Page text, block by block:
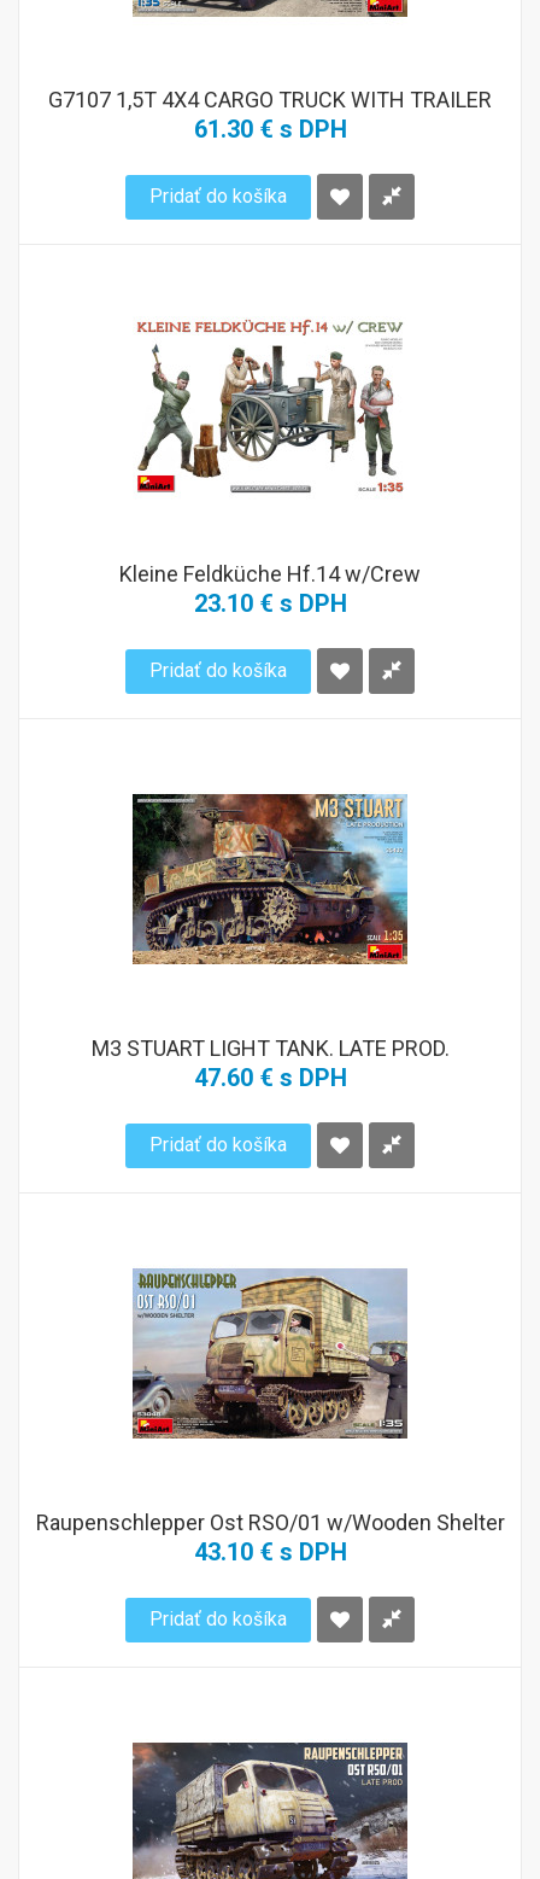
G7107 1,5T 4X4 CARGO TRUCK WITH TRAILER
61.30 € s DPH
Pridať do košíka
Kleine Feldküche Hf.14 w/Crew
23.10 € s DPH
Pridať do košíka
M3 STUART LIGHT TANK. LATE PROD.
47.60 € s DPH
Pridať do košíka
Raupenschlepper Ost RSO/01 w/Wooden Shelter
43.10 € s DPH
Pridať do košíka